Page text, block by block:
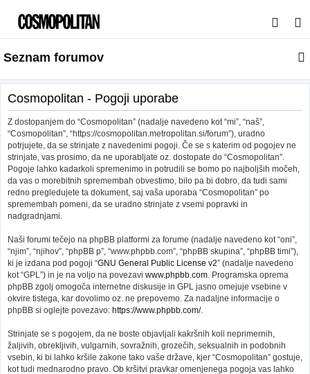
s
a
j
Seznam forumov
Cosmopolitan - Pogoji uporabe
Z dostopanjem do “Cosmopolitan” (nadalje navedeno kot “mi”, “naš”,
“Cosmopolitan”, “https://cosmopolitan.metropolitan.si/forum”), uradno
potrjujete, da se strinjate z navedenimi pogoji. Če se s katerim od pogojev ne
strinjate, vas prosimo, da ne uporabljate oz. dostopate do “Cosmopolitan”.
Pogoje lahko kadarkoli spremenimo in potrudili se bomo po najboljših močeh,
da vas o morebitnih spremembah obvestimo, bilo pa bi dobro, da tudi sami
redno pregledujete ta dokument, saj vaša uporaba “Cosmopolitan” po
spremembah pomeni, da se uradno strinjate z vsemi popravki in
nadgradnjami.
Naši forumi tečejo na phpBB platformi za forume (nadalje navedeno kot “oni”,
“njim”, “njihov”, “phpBB p”, “www.phpbb.com”, “phpBB skupina”, “phpBB timi”),
ki je izdana pod pogoji “GNU General Public License v2” (nadalje navedeno
kot “GPL”) in je na voljo na povezavi www.phpbb.com. Programska oprema
phpBB zgolj omogoča internetne diskusije in GPL jasno omejuje vsebine v
okvire tistega, kar dovolimo oz. ne prepovemo. Za nadaljne informacije o
phpBB si oglejte povezavo: https://www.phpbb.com/.
Strinjate se s pogojem, da ne boste objavljali kakršnih koli neprimernih,
žaljivih, obrekljivih, vulgarnih, sovražnih, grozečih, seksualnih in podobnih
vsebin, ki bi lahko kršile zakone tako vaše države, kjer “Cosmopolitan” gostuje,
kot tudi mednarodno pravo. Ob kršitvi pravkar omenjenega pogoja vas lahko